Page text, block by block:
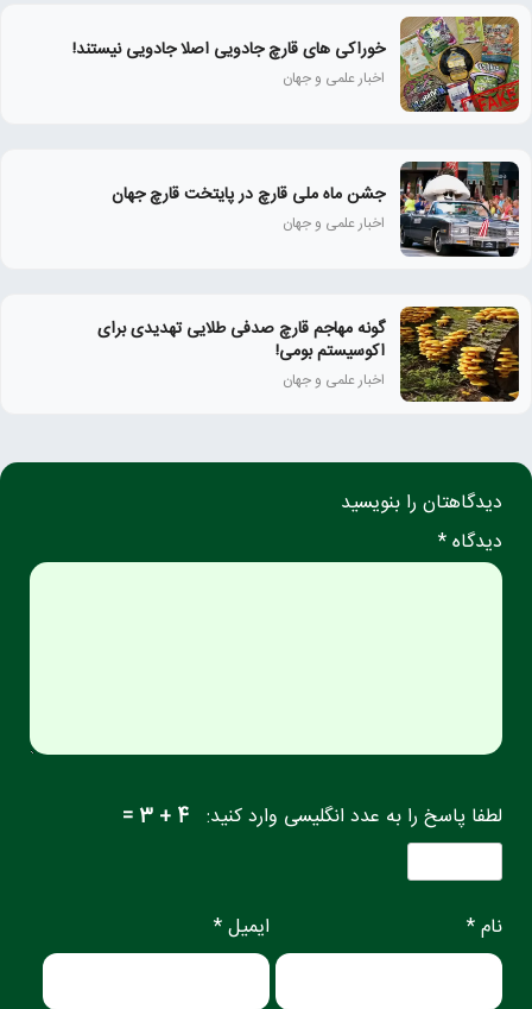
خوراکی های قارچ جادویی اصلا جادویی نیستند!
اخبار علمی و جهان
جشن ماه ملی قارچ در پایتخت قارچ جهان
اخبار علمی و جهان
گونه مهاجم قارچ صدفی طلایی تهدیدی برای
اکوسیستم بومی!
اخبار علمی و جهان
دیدگاهتان را بنویسید
دیدگاه *
لطفا پاسخ را به عدد انگلیسی وارد کنید: 4 + 3 =
نام * ایمیل *